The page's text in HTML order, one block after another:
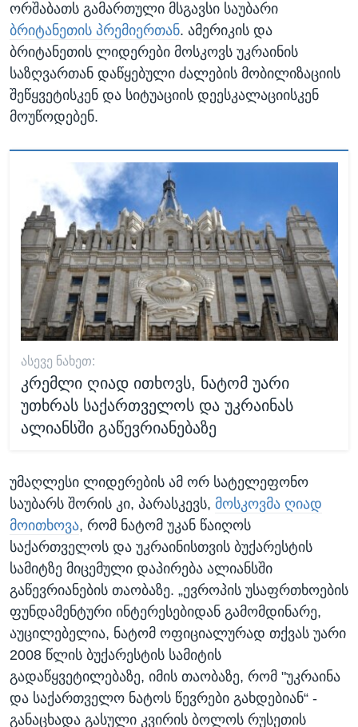
ორშაბათს გამართული მსგავსი საუბარი
ბრიტანეთის პრემიერთან. ამერიკის და
ბრიტანეთის ლიდერები მოსკოვს უკრაინის
საზღვართან დაწყებული ძალების მობილიზაციის
შეწყვეტისკენ და სიტუაციის დეესკალაციისკენ
მოუწოდებენ.
ᲐᲡᲔᲕᲔ ᲜᲐᲮᲔᲗ:
კრემლი ღიად ითხოვს, ნატომ უარი
უთხრას საქართველოს და უკრაინას
ალიანსში გაწევრიანებაზე
უმაღლესი ლიდერების ამ ორ სატელეფონო
საუბარს შორის კი, პარასკევს, მოსკოვმა ღიად
მოითხოვა, რომ ნატომ უკან წაიღოს
საქართველოს და უკრაინისთვის ბუქარესტის
სამიტზე მიცემული დაპირება ალიანსში
გაწევრიანების თაობაზე. „ევროპის უსაფრთხოების
ფუნდამენტური ინტერესებიდან გამომდინარე,
აუცილებელია, ნატომ ოფიციალურად თქვას უარი
2008 წლის ბუქარესტის სამიტის
გადაწყვეტილებაზე, იმის თაობაზე, რომ "უკრაინა
და საქართველო ნატოს წევრები გახდებიან“ -
განაცხადა გასული კვირის ბოლოს რუსეთის